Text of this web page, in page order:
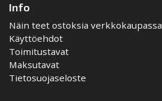
Info
Näin teet ostoksia verkkokaupassa
Käyttöehdot
Toimitustavat
Maksutavat
Tietosuojaseloste